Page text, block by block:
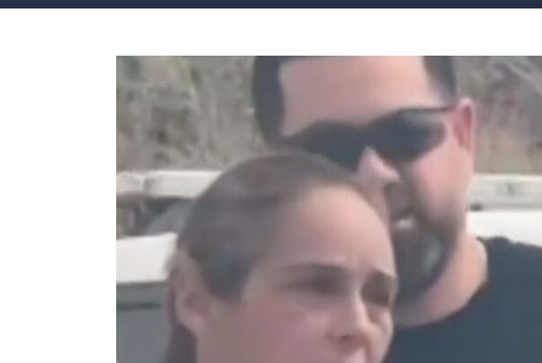
הבית אופנה